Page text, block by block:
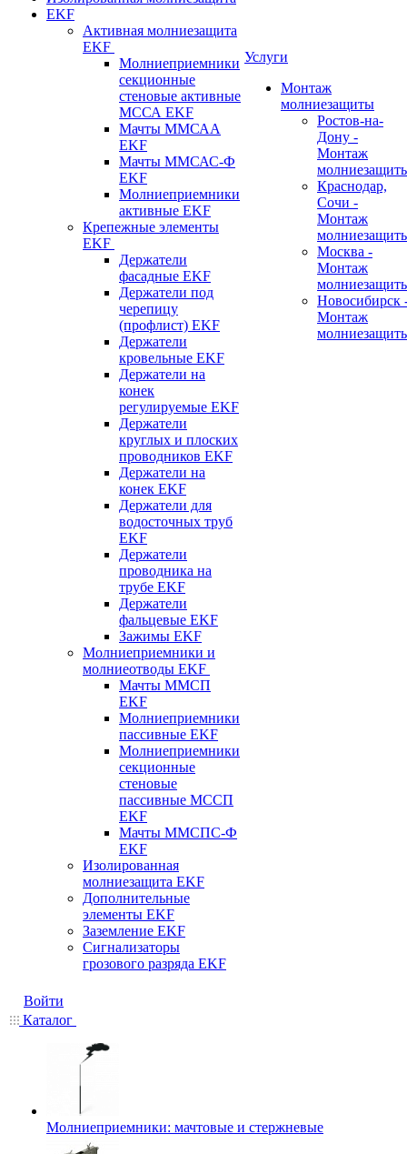
EKF
Активная молниезащита
EKF
Молниеприемники
секционные
стеновые активные
МССА EKF
Мачты ММСАА
EKF
Мачты ММСАС-Ф
EKF
Молниеприемники
активные EKF
Крепежные элементы
EKF
Держатели
фасадные EKF
Держатели под
черепицу
(профлист) EKF
Держатели
кровельные EKF
Держатели на
конек
регулируемые EKF
Держатели
круглых и плоских
проводников EKF
Держатели на
конек EKF
Держатели для
водосточных труб
EKF
Держатели
проводника на
трубе EKF
Держатели
фальцевые EKF
Зажимы EKF
Молниеприемники и
молниеотводы EKF
Мачты ММСП
EKF
Молниеприемники
пассивные EKF
Молниеприемники
секционные
стеновые
пассивные МССП
EKF
Мачты ММСПС-Ф
EKF
Изолированная
молниезащита EKF
Дополнительные
элементы EKF
Заземление EKF
Сигнализаторы
грозового разряда EKF
Услуги
Монтаж
молниезащиты
Ростов-на-
Дону -
Монтаж
Краснодар,
Сочи -
Монтаж
Москва -
Монтаж
Новосибирск
Монтаж
Войти
Каталог
Молниеприемники: мачтовые и стержневые